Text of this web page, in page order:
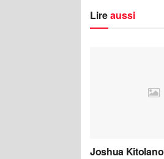
Lireaussi
Joshua Kitolano